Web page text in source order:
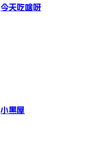
今天吃啥呀
小黑屋